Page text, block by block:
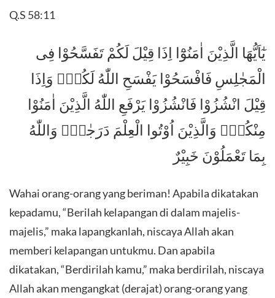
Q.S 58:11
يٰٓاَيُّهَا الَّذِيْنَ اٰمَنُوْٓا اِذَا قِيْلَ لَكُمْ تَفَسَّحُوْا فِى
الْمَجٰلِسِ فَافْسَحُوْا يَفْسَحِ اللّٰهُ لَكُمْۚ وَاِذَا
قِيْلَ انْشُزُوْا فَانْشُزُوْا يَرْفَعِ اللّٰهُ الَّذِيْنَ اٰمَنُوْا
مِنْكُمْۙ وَالَّذِيْنَ اُوْتُوا الْعِلْمَ دَرَجٰتٍۗ وَاللّٰهُ
بِمَا تَعْمَلُوْنَ خَبِيْرٌ
Wahai orang-orang yang beriman! Apabila dikatakan
kepadamu, “Berilah kelapangan di dalam majelis-
majelis,” maka lapangkanlah, niscaya Allah akan
memberi kelapangan untukmu. Dan apabila
dikatakan, “Berdirilah kamu,” maka berdirilah, niscaya
Allah akan mengangkat (derajat) orang-orang yang